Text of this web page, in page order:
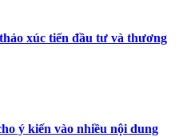
xúc tiến đầu tư và thương
ý kiến vào nhiều nội dung